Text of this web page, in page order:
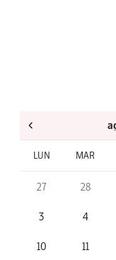
LUN MAR
27 28
3 4
10 11